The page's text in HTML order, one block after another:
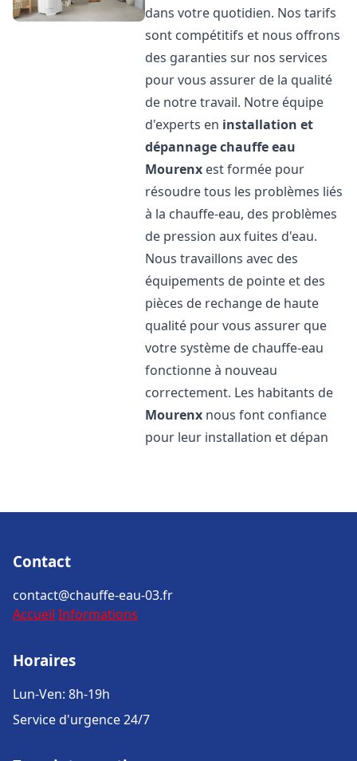
dans votre quotidien. Nos tarifs
sont compétitifs et nous offrons
des garanties sur nos services
pour vous assurer de la qualité
de notre travail. Notre équipe
d'experts en installation et
dépannage chauffe eau
Mourenx est formée pour
résoudre tous les problèmes liés
à la chauffe-eau, des problèmes
de pression aux fuites d'eau.
Nous travaillons avec des
équipements de pointe et des
pièces de rechange de haute
qualité pour vous assurer que
votre système de chauffe-eau
fonctionne à nouveau
correctement. Les habitants de
Mourenx nous font confiance
pour leur installation et dépan
Contact
contact@chauffe-eau-03.fr
Accueil Informations
Horaires
Lun-Ven: 8h-19h
Service d'urgence 24/7